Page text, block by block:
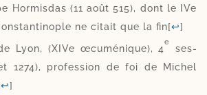
Hormisdas (11 août 515), dont le IVe
ne citait que la fin[↩]
Lyon, (XIVe œcu­mé­nique), 4
e
ses­
1274), pro­fes­sion de foi de Michel
↩]